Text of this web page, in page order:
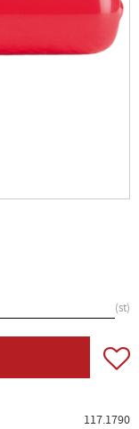
st
117.1790